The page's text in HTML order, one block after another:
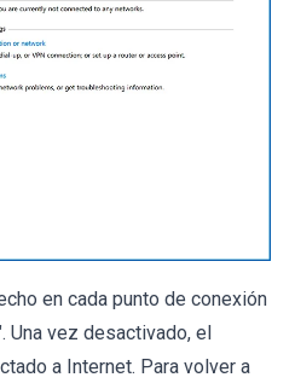
en cada punto de conexión
Una vez desactivado, el
a Internet. Para volver a